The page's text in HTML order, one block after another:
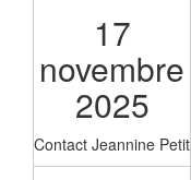
17
novembre
2025
Contact Jeannine Petit